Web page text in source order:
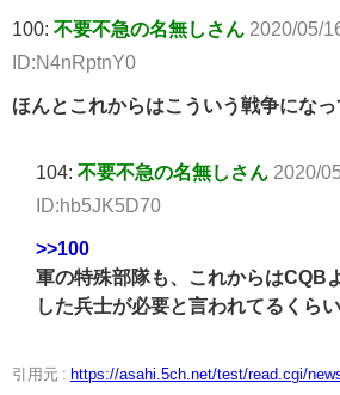
100: 不要不急の名無しさん 2020/05/
ID:N4nRptnY0
ほんとこれからはこういう戦争にな
104: 不要不急の名無しさん 2020/
ID:hb5JK5D70
>>100
軍の特殊部隊も、これからはCQB
した兵士が必要と言われてるくらい
引用元 : https://asahi.5ch.net/test/read.cgi/